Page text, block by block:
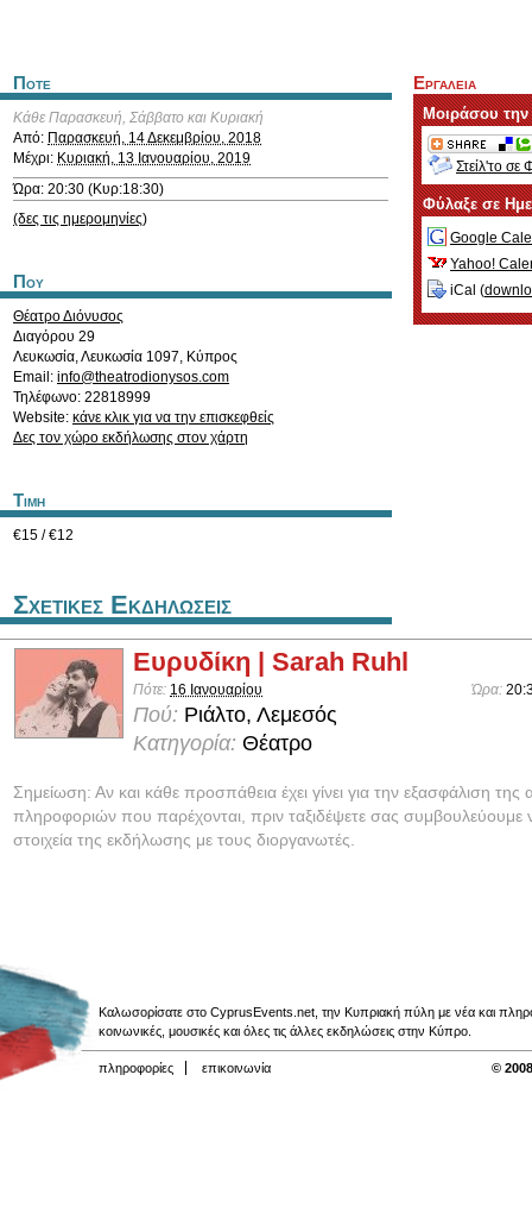
Ποτε
Κάθε Παρασκευή, Σάββατο και Κυριακή
Από: Παρασκευή, 14 Δεκεμβρίου, 2018
Μέχρι: Κυριακή, 13 Ιανουαρίου, 2019
Ώρα: 20:30 (Κυρ:18:30)
(δες τις ημερομηνίες)
Που
Θέατρο Διόνυσος
Διαγόρου 29
Λευκωσία,Λευκωσία 1097, Κύπρος
Email: info@theatrodionysos.com
Τηλέφωνο: 22818999
Website: κάνε κλικ για να την επισκεφθείς
Δες τον χώρο εκδήλωσης στον χάρτη
Τιμη
€15 / €12
Εργαλεια
Μοιράσου
Στείλ'το σε
Φύλαξε σε
Google
Yahoo!
iCal (
Σχετικες Εκδηλωσεις
Ευρυδίκη | Sarah Ruhl
Πότε: 16 Ιανουαρίου Ώρα:
Πού: Ριάλτο, Λεμεσός
Κατηγορία: Θέατρο
Σημείωση: Αν και κάθε προσπάθεια έχει γίνει για την εξασφάλιση της
πληροφοριών που παρέχονται, πριν ταξιδέψετε σας συμβουλεύουμε
στοιχεία της εκδήλωσης με τους διοργανωτές.
Καλωσορίσατε στο CyprusEvents.net, την Κυπριακή πύλη με νέα και
κοινωνικές, μουσικές και όλες τις άλλες εκδηλώσεις στην Κύπρο.
πληροφορίες επικοινωνία ©